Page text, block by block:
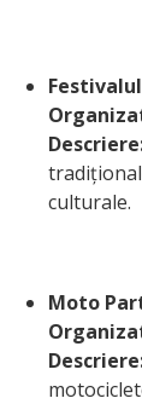
culturale.
Moto